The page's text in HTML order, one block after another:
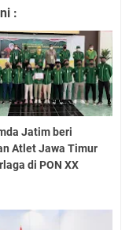
:
Jatim beri
Atlet Jawa Timur
di PON XX